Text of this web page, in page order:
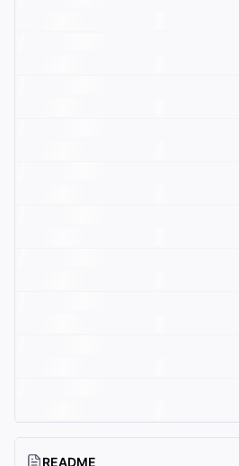
README